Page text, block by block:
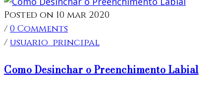
Posted on 10 mar 2020
/ 0 Comments
/ usuario_principal
Como Desinchar o Preenchimento Labial